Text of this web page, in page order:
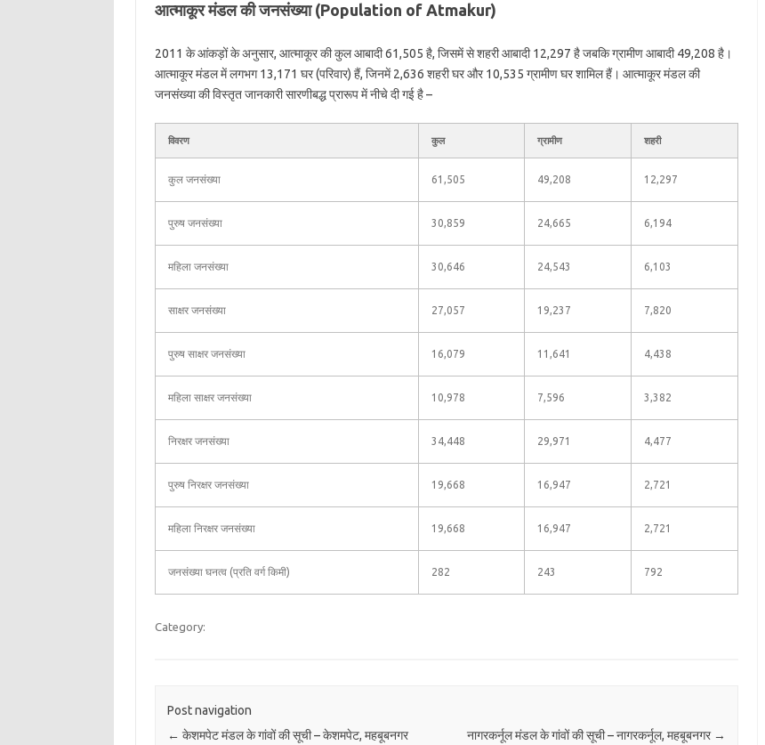
आत्माकूर मंडल की जनसंख्या (Population of Atmakur)
2011 के आंकड़ों के अनुसार, आत्माकूर की कुल आबादी 61,505 है, जिसमें से शहरी आबादी 12,297 है जबकि ग्रामीण आबादी 49,208 है।
आत्माकूर मंडल में लगभग 13,171 घर (परिवार) हैं, जिनमें 2,636 शहरी घर और 10,535 ग्रामीण घर शामिल हैं। आत्माकूर मंडल की
जनसंख्या की विस्तृत जानकारी सारणीबद्ध प्रारूप में नीचे दी गई है –
विवरण कुल ग्रामीण शहरी
कुल जनसंख्या 61,505 49,208 12,297
पुरुष जनसंख्या 30,859 24,665 6,194
महिला जनसंख्या 30,646 24,543 6,103
साक्षर जनसंख्या 27,057 19,237 7,820
पुरुष साक्षर जनसंख्या 16,079 11,641 4,438
महिला साक्षर जनसंख्या 10,978 7,596 3,382
निरक्षर जनसंख्या 34,448 29,971 4,477
पुरुष निरक्षर जनसंख्या 19,668 16,947 2,721
महिला निरक्षर जनसंख्या 19,668 16,947 2,721
जनसंख्या घनत्व (प्रति वर्ग किमी) 282 243 792
Category:
Post navigation
← केशमपेट मंडल के गांवों की सूची – केशमपेट, महबूबनगर नागरकर्नूल मंडल के गांवों की सूची – नागरकर्नूल, महबूबनगर →